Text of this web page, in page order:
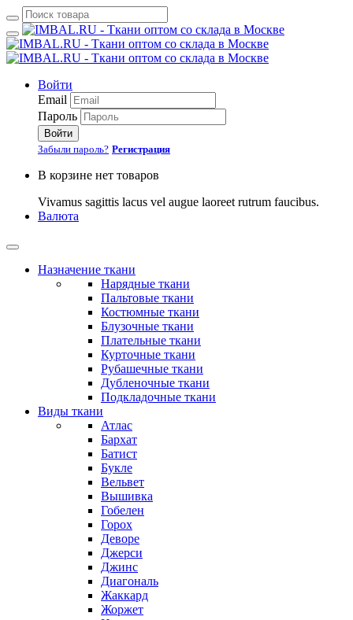
Войти
Email
Пароль
Войти
Забыли пароль? Регистрация
В корзине нет товаров
Vivamus sagittis lacus vel augue laoreet rutrum faucibus.
Валюта
Назначение ткани
Нарядные ткани
Пальтовые ткани
Костюмные ткани
Блузочные ткани
Плательные ткани
Курточные ткани
Рубашечные ткани
Дубленочные ткани
Подкладочные ткани
Виды ткани
Атлас
Бархат
Батист
Букле
Вельвет
Вышивка
Гобелен
Горох
Деворе
Джерси
Джинс
Диагональ
Жаккард
Жоржет